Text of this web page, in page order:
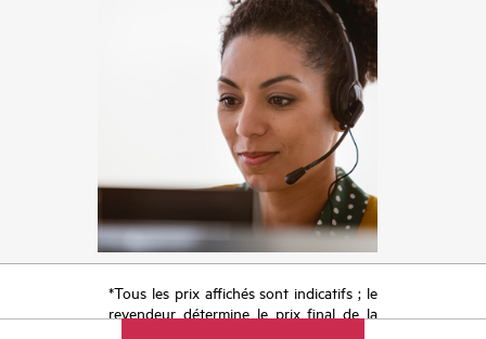
*Tous les prix affichés sont indicatifs ; le
revendeur détermine le prix final de la